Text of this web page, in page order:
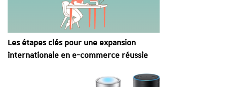
Les étapes clés pour une expansion
internationale en e-commerce réussie